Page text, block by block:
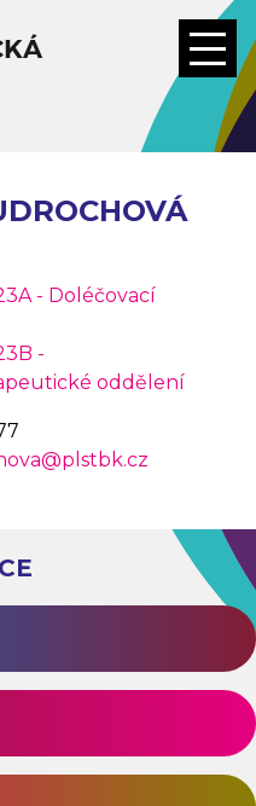
- Doléčovací
-
oddělení